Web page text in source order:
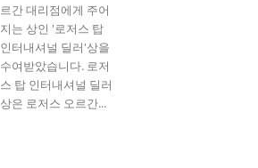
르간 대리점에게 주어
지는 상인 '로저스 탑
인터내셔널 딜러'상을
수여받았습니다. 로저
스 탑 인터내셔널 딜러
상은 로저스 오르간...